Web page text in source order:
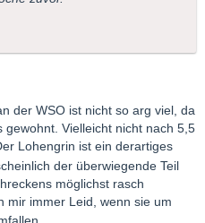
der WSO ist nicht so arg viel, da
Vielleicht nicht nach 5,5
Lohengrin ist ein derartiges
der überwiegende Teil
möglichst rasch
mir immer Leid, wenn sie um